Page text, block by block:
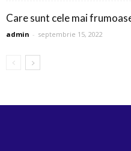
Care sunt cele mai
admin - septembrie 15, 2022